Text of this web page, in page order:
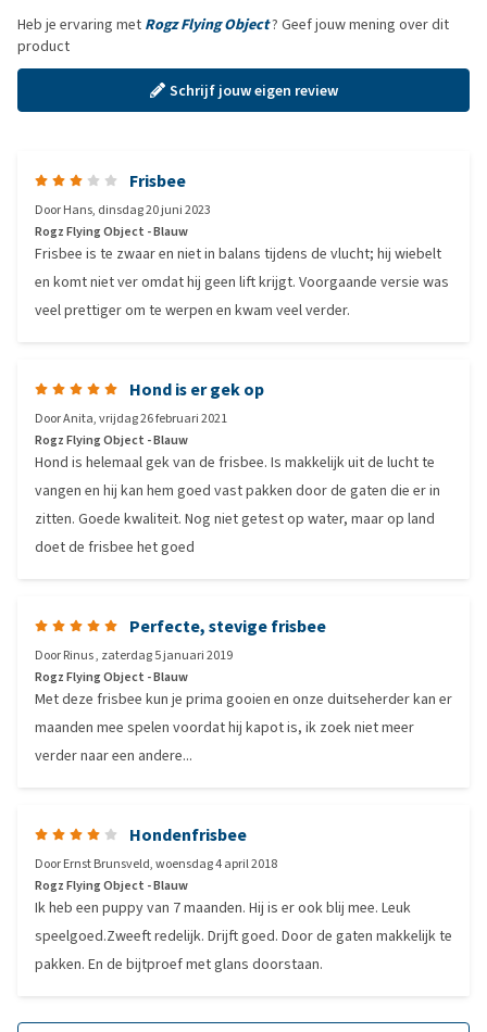
Heb je ervaring met Rogz Flying Object? Geef jouw mening over dit
product
Schrijf jouw eigen review
Frisbee
DoorHans, dinsdag 20 juni 2023
Rogz Flying Object - Blauw
Frisbee is te zwaar en niet in balans tijdens de vlucht; hij wiebelt
en komt niet ver omdat hij geen lift krijgt. Voorgaande versie was
veel prettiger om te werpen en kwam veel verder.
Hond is er gek op
DoorAnita,vrijdag 26 februari 2021
Rogz Flying Object - Blauw
Hond is helemaal gek van de frisbee. Is makkelijk uit de lucht te
vangen en hij kan hem goed vast pakken door de gaten die er in
zitten. Goede kwaliteit. Nog niet getest op water, maar op land
doet de frisbee het goed
Perfecte, stevige frisbee
DoorRinus, zaterdag 5 januari 2019
Rogz Flying Object - Blauw
Met deze frisbee kun je prima gooien en onze duitseherder kan er
maanden mee spelen voordat hij kapot is, ik zoek niet meer
verder naar een andere...
Hondenfrisbee
DoorErnst Brunsveld,woensdag 4 april 2018
Rogz Flying Object - Blauw
Ik heb een puppy van 7 maanden. Hij is er ook blij mee. Leuk
speelgoed.Zweeft redelijk. Drijft goed. Door de gaten makkelijk te
pakken. En de bijtproef met glans doorstaan.